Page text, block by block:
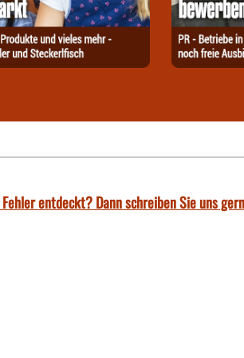
entdeckt? Dann schreiben Sie uns